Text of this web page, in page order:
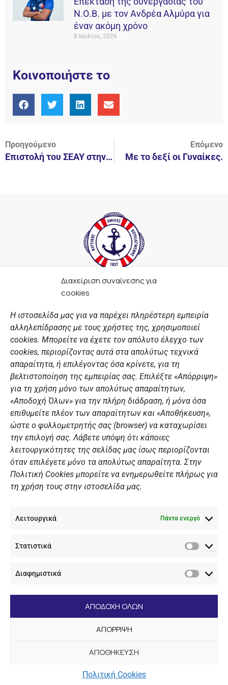
Διαχείριση συναίνεσης για
cookies
Η ιστοσελίδα μας για να παρέχει πληρέστερη εμπειρία
αλληλεπίδρασης με τους χρήστες της, χρησιμοποιεί
cookies. Μπορείτε να έχετε τον απόλυτο έλεγχο των
cookies, περιορίζοντας αυτά στα απολύτως τεχνικά
απαραίτητα, ή επιλέγοντας όσα κρίνετε, για τη
βελτιστοποίηση της εμπειρίας σας. Επιλέξτε «Απόρριψη»
για τη χρήση μόνο των απολύτως απαραίτητων,
«Αποδοχή Όλων» για την πλήρη διάδραση, ή μόνα όσα
επιθυμείτε πλέον των απαραίτητων και «Αποθήκευση»,
ώστε ο φυλλομετρητής σας (browser) να καταχωρίσει
την επιλογή σας. Λάβετε υπόψη ότι κάποιες
λειτουργικότητες της σελίδας μας ίσως περιορίζονται
όταν επιλέγετε μόνο τα απολύτως απαραίτητα. Στην
Πολιτική Cookies μπορείτε να ενημερωθείτε πλήρως για
τη χρήση τους στην ιστοσελίδα μας.
Λειτουργικά Πάντα ενεργό
Στατιστικά
Διαφημιστικά
ΑΠΟΔΟΧΗ ΟΛΩΝ
ΑΠΟΡΡΙΨΗ
ΑΠΟΘΗΚΕΥΣΗ
Πολιτική Cookies
Ν.Ο.Β. με τον Ανδρέα Αλμύρα για
έναν ακόμη χρόνο
8 Ιουλίου, 2026
Κοινοποιήστε το
Προηγούμενο
Επιστολή του ΣΕΑΥ στην Κ.Ο.Ε.
Επόμενο
Με το δεξί οι Γυναίκες.
F
a
e
b
o
o
k
t
a
g
r
a
m
t
u
b
e
n
k
e
d
i
n
ΣΎΝΔΕΣΜΟΙ
Αθλητικές σχολές
Διάπλους
Χορηγοί
Summer Camp
ΠΡΟΣΩΠΙΚΑ ΔΕΔΟΜΕΝΑ
Πολιτική Ιστοσελίδας
Πολιτική Cookies Iστοσελίδας
Γενική Πολιτική ΝΟΒ
Ενημέρωση Summer Camp
ΕΠΙΚΟΙΝΩΝΊΑ
+30 210 89 62 416
Ναυτικός Όμιλος Βουλιαγμένης Λαιμός Βουλιαγμένης